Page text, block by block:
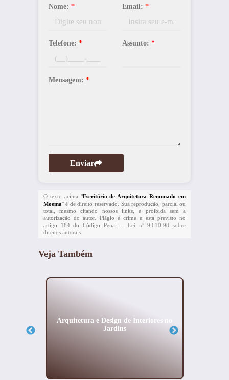
Nome: * Email: *
Telefone: * Assunto: *
Mensagem: *
Enviar
O texto acima "Escritório de Arquitetura Renomado em
Moema" é de direito reservado. Sua reprodução, parcial ou
total, mesmo citando nossos links, é proibida sem a
autorização do autor. Plágio é crime e está previsto no
artigo 184 do Código Penal. –Lei n° 9.610-98 sobre
direitos autorais.
Veja Também
Arquitetura e Design de Interiores no
Jardins